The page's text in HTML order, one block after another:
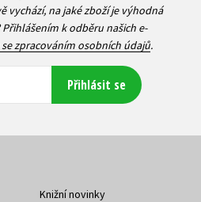
vychází, na jaké zboží je výhodná
k odběru našich e-
zpracováním osobních údajů.
Přihlásit se
Knižní novinky